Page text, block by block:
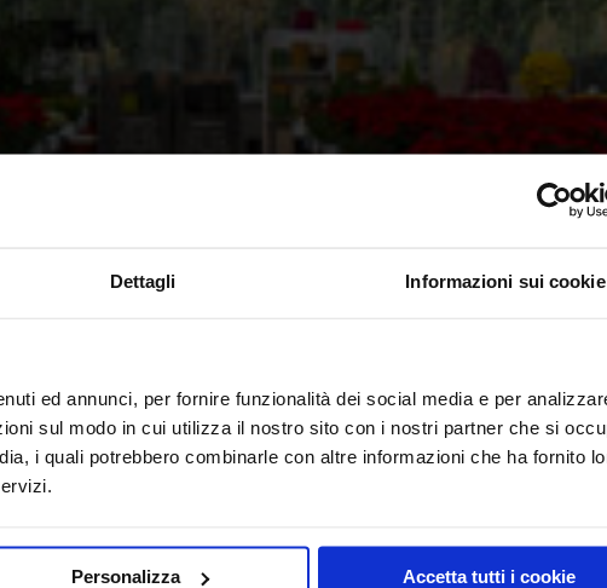
Dettagli Informazioni sui cookie
ed annunci, per fornire funzionalità dei social media e per
sul modo in cui utilizza il nostro sito con i nostri partner che si
i quali potrebbero combinarle con altre informazioni che ha fornito
Personalizza Accetta tutti i cookie